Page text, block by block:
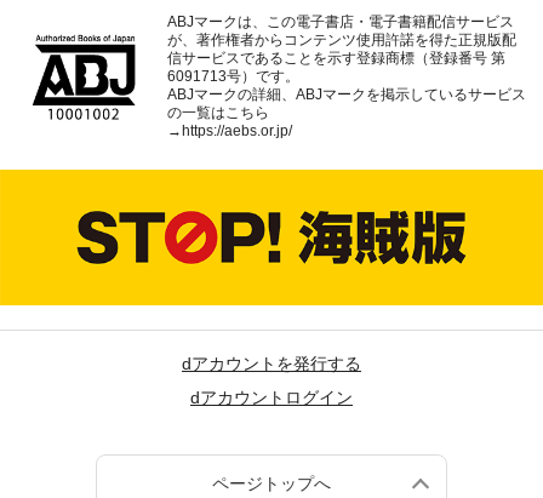
ABJマークは、この電子書店・電子書籍配信サービス
が、著作権者からコンテンツ使用許諾を得た正規版配
信サービスであることを示す登録商標（登録番号 第
6091713号）です。
ABJマークの詳細、ABJマークを掲示しているサービス
の一覧はこちら
→ https://aebs.or.jp/
dアカウントを発行する
dアカウントログイン
ページトップへ